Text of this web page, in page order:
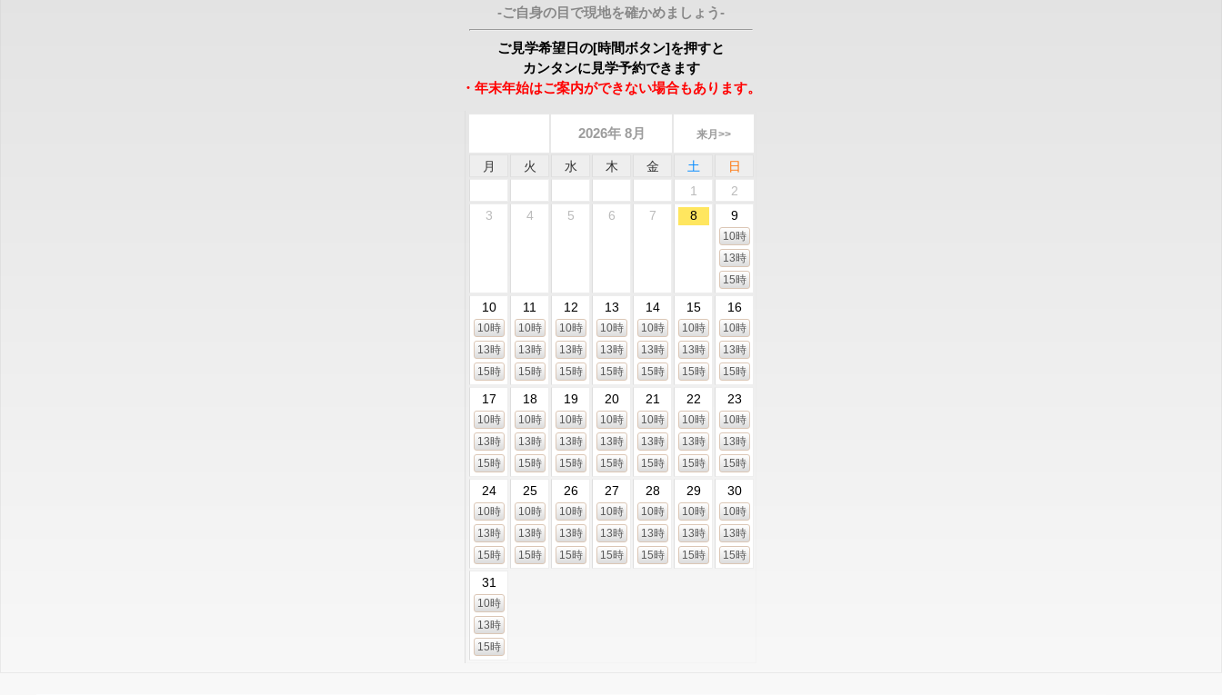
-ご自身の目で現地を確かめましょう-
ご見学希望日の[時間ボタン]を押すと
カンタンに見学予約できます
・年末年始はご案内ができない場合もあります。
2026年 8月 来月>>
月 火 水 木 金 土
日
1
2
3
4 5 6 7 8 9
10時
13時
15時
10
10時
13時
15時
11
10時
13時
15時
12
10時
13時
15時
13
10時
13時
15時
14
10時
13時
15時
15
10時
13時
15時
16
10時
13時
15時
17
10時
13時
15時
18
10時
13時
15時
19
10時
13時
15時
20
10時
13時
15時
21
10時
13時
15時
22
10時
13時
15時
23
10時
13時
15時
24
10時
13時
15時
25
10時
13時
15時
26
10時
13時
15時
27
10時
13時
15時
28
10時
13時
15時
29
10時
13時
15時
30
10時
13時
15時
31
10時
13時
15時